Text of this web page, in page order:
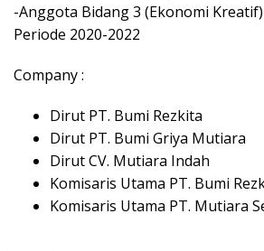
-Anggota Bidang 3 (Ekonomi
Periode 2020-2022
Company :
Dirut PT. Bumi Rezkita
Dirut PT. Bumi Griya Mutiara
Dirut CV. Mutiara Indah
Komisaris Utama PT. Bumi
Komisaris Utama PT. Mutiara